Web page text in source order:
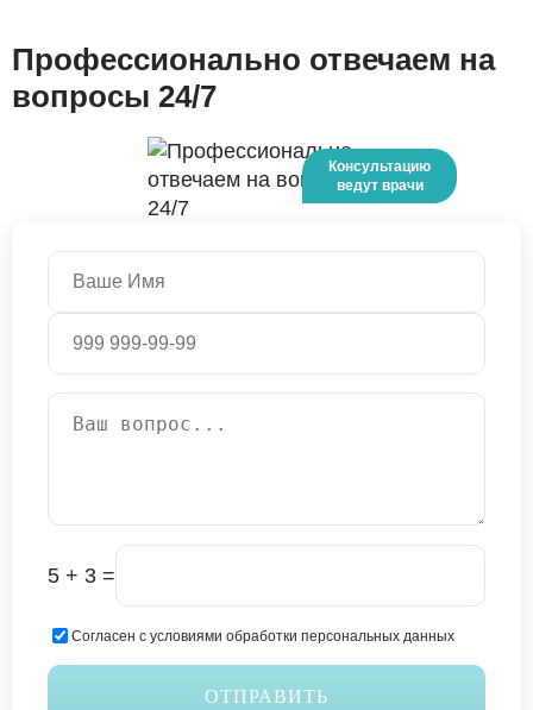
Профессионально отвечаем на
вопросы 24/7
5 + 3 =
Согласен с условиями обработки персональных данных
ОТПРАВИТЬ